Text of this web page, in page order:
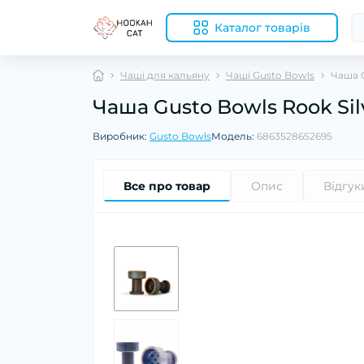
Каталог товарів
Чаші для кальяну Чаші Gusto Bowls Чаша
Чаша Gusto Bowls Rook
Виробник: Gusto BowlsМодель: 6863528652695
Все про товар Опис